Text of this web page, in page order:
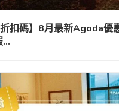
扣碼】8月最新Agoda優